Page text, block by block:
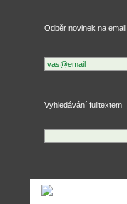
Odběr novinek na email
Vyhledávání fulltextem